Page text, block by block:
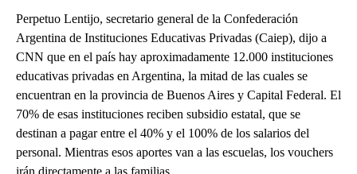
Perpetuo Lentijo, secretario general de la Confederación
Argentina de Instituciones Educativas Privadas (Caiep), dijo a
CNN que en el país hay aproximadamente 12.000 instituciones
educativas privadas en Argentina, la mitad de las cuales se
encuentran en la provincia de Buenos Aires y Capital Federal. El
70% de esas instituciones reciben subsidio estatal, que se
destinan a pagar entre el 40% y el 100% de los salarios del
personal. Mientras esos aportes van a las escuelas, los vouchers
irán directamente a las familias.